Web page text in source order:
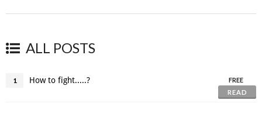
ALL POSTS
1 How to fight.....?
FREE
READ